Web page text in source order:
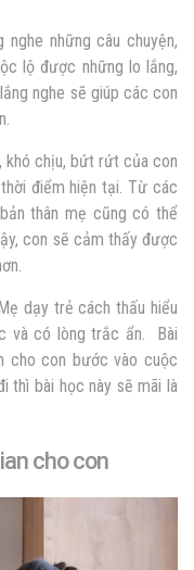
những câu chuyện,
lộ được những lo lắng,
nghe sẽ giúp các con
khó chịu, bứt rứt của con
điểm hiện tại. Từ các
thân mẹ cũng có thể
con sẽ cảm thấy được
dạy trẻ cách thấu hiểu
và có lòng trắc ẩn. Bài
cho con bước vào cuộc
thì bài học này sẽ mãi là
cho con